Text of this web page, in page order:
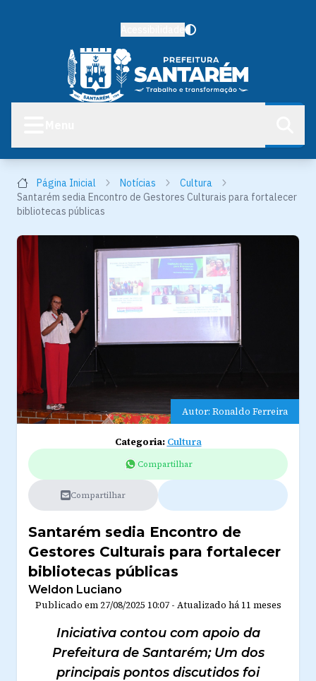
Página Inicial Notícias
Cultura
Santarém sedia Encontro de Gestores Culturais para fortalecer
bibliotecas públicas
Autor: Ronaldo Ferreira
Categoria: Cultura
Compartilhar
Compartilhar
Santarém sedia Encontro de
Gestores Culturais para fortalecer
bibliotecas públicas
Weldon Luciano
Publicado em 27/08/2025 10:07- Atualizado há 11 meses
Iniciativa contou com apoio da
Prefeitura de Santarém; Um dos
principais pontos discutidos foi